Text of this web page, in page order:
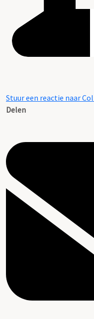
Stuur een reactie naar
Delen